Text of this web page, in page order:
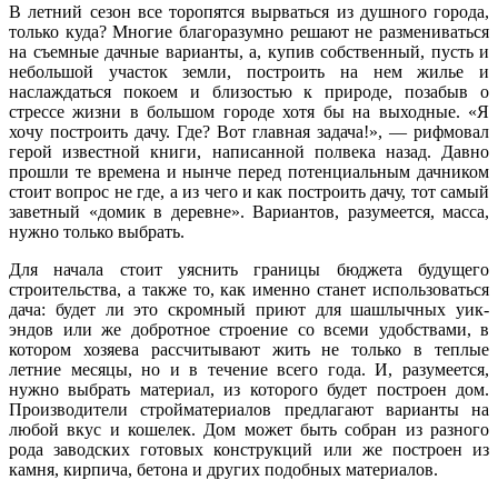
В летний сезон все торопятся вырваться из душного города,
только куда? Многие благоразумно решают не размениваться
на съемные дачные варианты, а, купив собственный, пусть и
небольшой участок земли, построить на нем жилье и
наслаждаться покоем и близостью к природе, позабыв о
стрессе жизни в большом городе хотя бы на выходные. «Я
хочу построить дачу. Где? Вот главная задача!», — рифмовал
герой известной книги, написанной полвека назад. Давно
прошли те времена и нынче перед потенциальным дачником
стоит вопрос не где, а из чего и как построить дачу, тот самый
заветный «домик в деревне». Вариантов, разумеется, масса,
нужно только выбрать.
Для начала стоит уяснить границы бюджета будущего
строительства, а также то, как именно станет использоваться
дача: будет ли это скромный приют для шашлычных уик-
эндов или же добротное строение со всеми удобствами, в
котором хозяева рассчитывают жить не только в теплые
летние месяцы, но и в течение всего года. И, разумеется,
нужно выбрать материал, из которого будет построен дом.
Производители стройматериалов предлагают варианты на
любой вкус и кошелек. Дом может быть собран из разного
рода заводских готовых конструкций или же построен из
камня, кирпича, бетона и других подобных материалов.